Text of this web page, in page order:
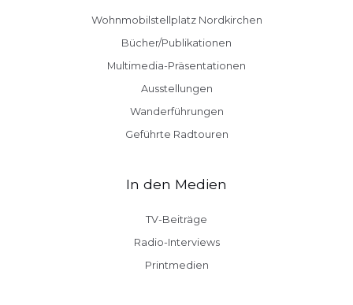
Wohnmobilstellplatz Nordkirchen
Bücher/Publikationen
Multimedia-Präsentationen
Ausstellungen
Wanderführungen
Geführte Radtouren
In den Medien
TV-Beiträge
Radio-Interviews
Printmedien